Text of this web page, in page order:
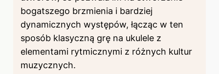
bogatszego brzmienia i bardziej
dynamicznych występów, łącząc w ten
sposób klasyczną grę na ukulele z
elementami rytmicznymi z różnych kultur
muzycznych.